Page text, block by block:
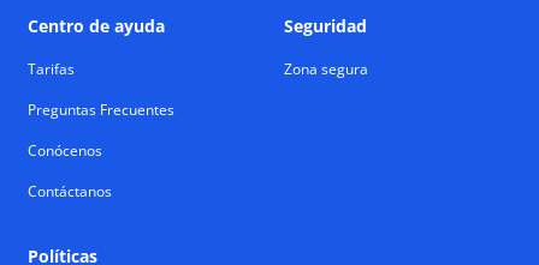
Centro de ayuda
Tarifas
Preguntas Frecuentes
Conócenos
Contáctanos
Seguridad
Zona segura
Políticas